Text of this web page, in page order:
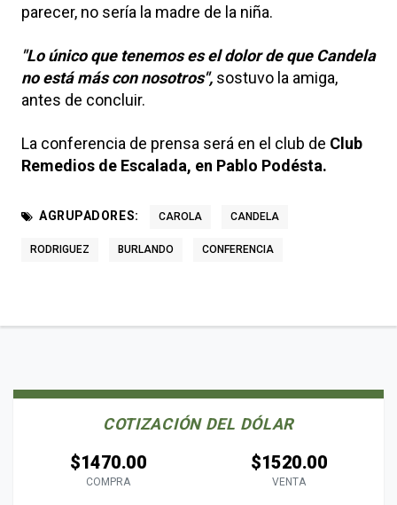
parecer, no sería la madre de la niña.
"Lo único que tenemos es el dolor de que Candela
no está más con nosotros", sostuvo la amiga,
antes de concluir.
La conferencia de prensa será en el club de Club
Remedios de Escalada, en Pablo Podésta.
AGRUPADORES: CAROLA CANDELA
RODRIGUEZ BURLANDO CONFERENCIA
COTIZACIÓN DEL DÓLAR
$1470.00
COMPRA
$1520.00
VENTA